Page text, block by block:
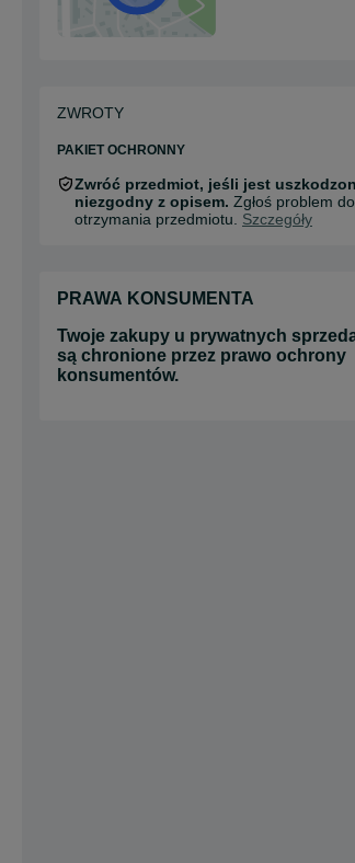
ZWROTY
PAKIET OCHRONNY
Zwróć przedmiot, jeśli jest
niezgodny z opisem. Zgłoś problem
otrzymania przedmiotu. Szczegóły
PRAWA KONSUMENTA
Twoje zakupy u prywatnych
są chronione przez prawo ochrony
konsumentów.